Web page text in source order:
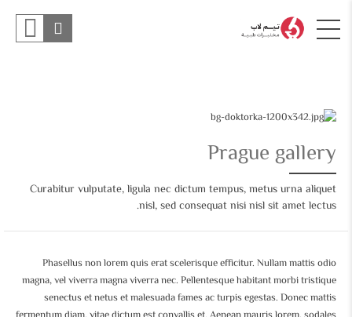
Prague gallery
Curabitur vulputate, ligula nec dictum tempus, metus urna aliquet
nisl, sed consequat nisi nisl sit amet lectus.
Phasellus non lorem quis erat scelerisque efficitur. Nullam mattis odio
magna, vel viverra magna viverra nec. Pellentesque habitant morbi tristique
senectus et netus et malesuada fames ac turpis egestas. Donec mattis